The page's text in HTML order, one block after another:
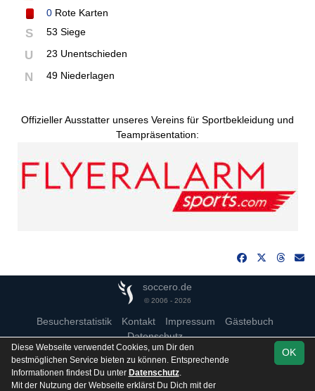
0 Rote Karten
S 53 Siege
U 23 Unentschieden
N 49 Niederlagen
Offizieller Ausstatter unseres Vereins für Sportbekleidung und
Teampräsentation:
soccero.de
© 2006 - 2026
Besucherstatistik Kontakt Impressum
Gästebuch
Datenschutz
OK
Diese Webseite verwendet Cookies, um Dir den
bestmöglichen Service bieten zu können. Entsprechende
Informationen findest Du unter Datenschutz.
Mit der Nutzung der Webseite erklärst Du Dich mit der